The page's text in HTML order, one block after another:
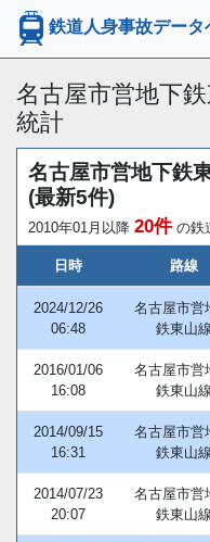
鉄道人身事故データ
名古屋市営地下
統計
名古屋市営地下鉄
(最新5件)
2010年01月以降 20件の鉄
日時 路線
2024/12/26
06:48
名古屋市営
鉄東山線
2016/01/06
16:08
名古屋市営
鉄東山線
2014/09/15
16:31
名古屋市営
鉄東山線
2014/07/23
20:07
名古屋市営
鉄東山線